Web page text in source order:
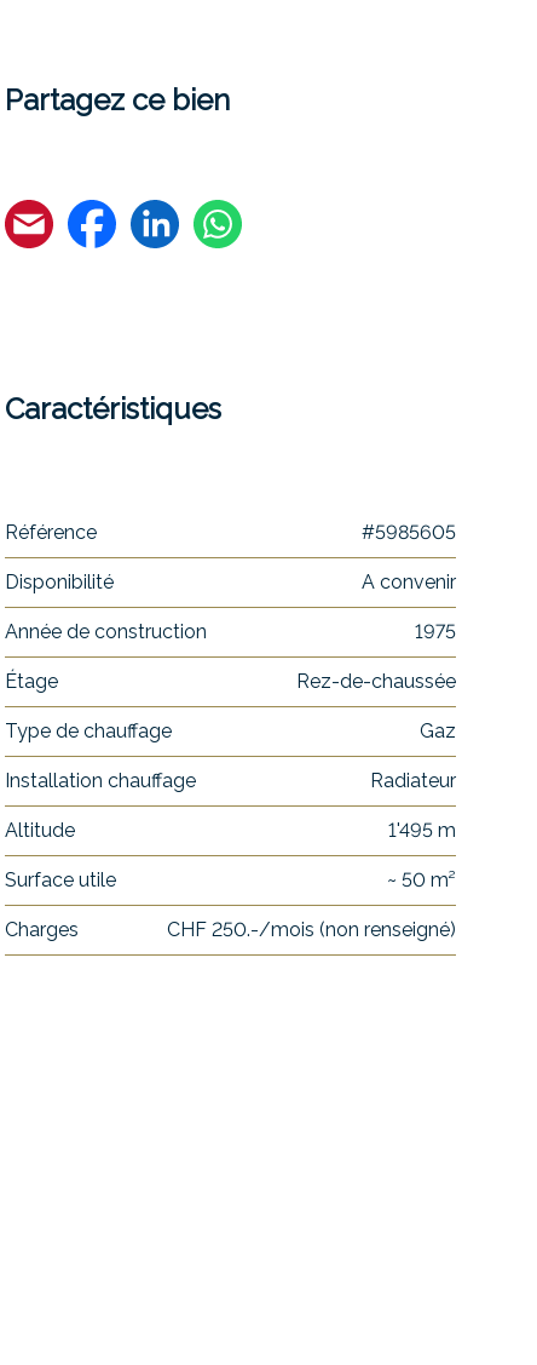
Partagez ce bien
Caractéristiques
Référence #5985605
Disponibilité A convenir
Année de construction 1975
Étage Rez-de-chaussée
Type de chauffage Gaz
Installation chauffage Radiateur
Altitude 1'495 m
Surface utile ~ 50 m²
Charges CHF 250.-/mois (non renseigné)